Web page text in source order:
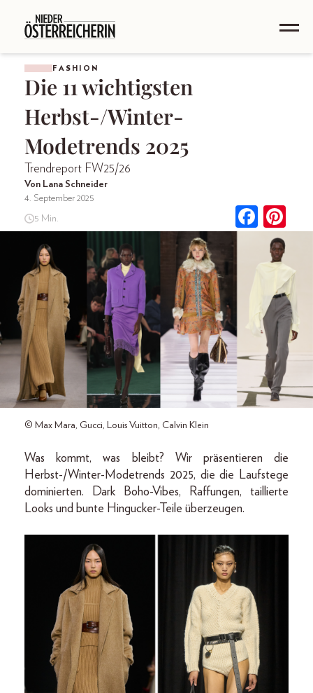
FASHION
Die 11 wichtigsten
Herbst-/Winter-
Modetrends 2025
Trendreport FW25/26
Von Lana Schneider
4. September 2025
5 Min.
© Max Mara, Gucci, Louis Vuitton, Calvin Klein
Was kommt, was bleibt? Wir präsentieren die
Herbst-/Winter-Modetrends 2025, die die Laufstege
dominierten. Dark Boho-Vibes, Raffungen, taillierte
Looks und bunte Hingucker-Teile überzeugen.